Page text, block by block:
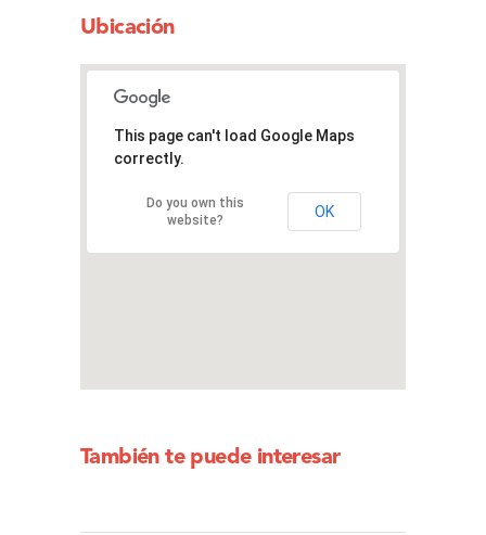
Ubicación
This page can't load Google Maps
correctly.
Do you own this
website?
OK
También te puede interesar